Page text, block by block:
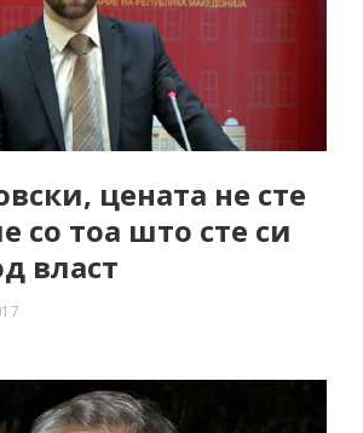
цената не сте
со тоа што сте си
власт